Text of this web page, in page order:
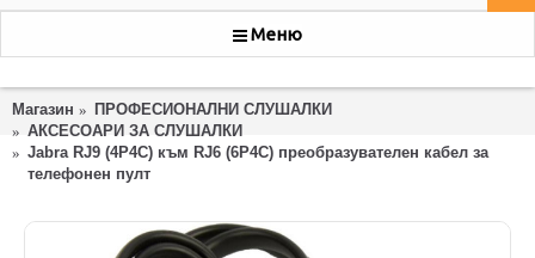
Меню
Магазин
ПРОФЕСИОНАЛНИ СЛУШАЛКИ
АКСЕСОАРИ ЗА СЛУШАЛКИ
Jabra RJ9 (4P4C) към RJ6 (6P4C) преобразувателен кабел за
телефонен пулт